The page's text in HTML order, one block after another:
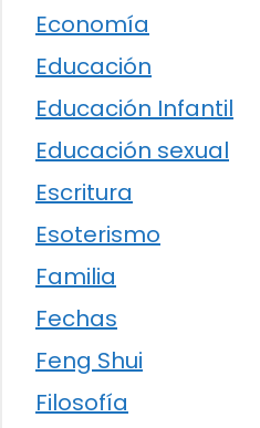
Economía
Educación
Educación Infantil
Educación sexual
Escritura
Esoterismo
Familia
Fechas
Feng Shui
Filosofía